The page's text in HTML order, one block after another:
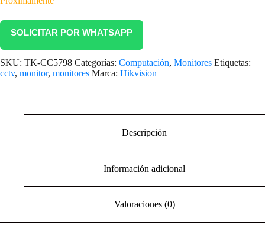
SOLICITAR POR WHATSAPP
SKU: TK-CC5798 Categorías: Computación, Monitores Etiquetas:
cctv, monitor, monitores Marca: Hikvision
Descripción
Información adicional
Valoraciones (0)